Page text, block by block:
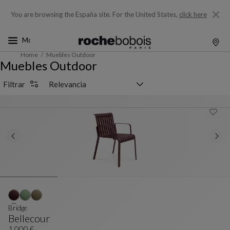
You are browsing the España site. For the United States, click here
Home Muebles Outdoor
Muebles Outdoor
Filtrar
Bellecour
Bridge